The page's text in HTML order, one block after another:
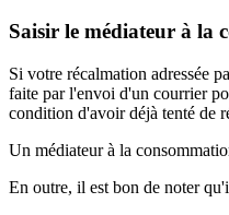
Saisir le médiateur à la
Si votre récalmation adressée
faite par l'envoi d'un courrier
condition d'avoir déjà tenté de
Un médiateur à la
En outre, il est bon de noter